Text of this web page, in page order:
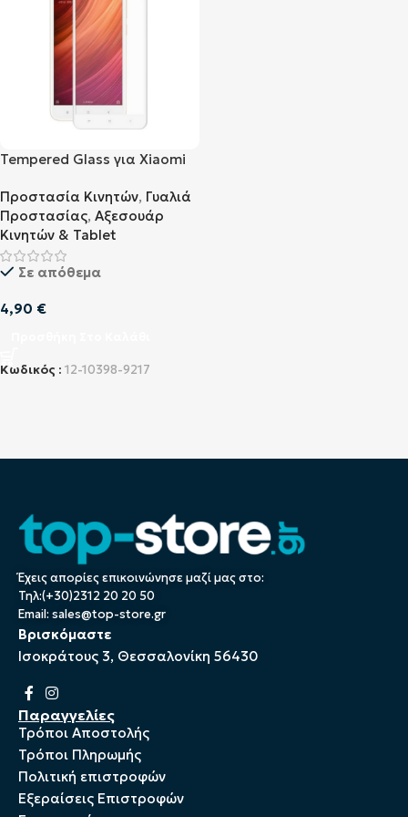
Tempered Glass για Xiaomi
Full Λευκό
Προστασία Κινητών, Γυαλιά
Προστασίας, Αξεσουάρ
Κινητών & Tablet
Σε απόθεμα
4,90 €
Κωδικός : 12-10398-9217
Έχεις απορίες επικοινώνησε μαζί μας στο:
Τηλ:(+30)2312 20 20 50
Email: sales@top-store.gr
Βρισκόμαστε
Ισοκράτους 3, Θεσσαλονίκη 56430
Παραγγελίες
Τρόποι Αποστολής
Τρόποι Πληρωμής
Πολιτική επιστροφών
Εξεραίσεις Επιστροφών